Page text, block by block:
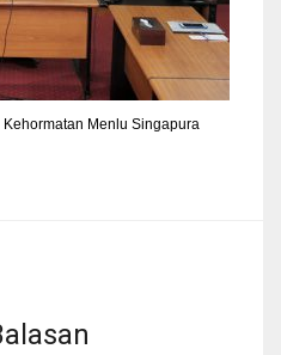
Menlu Singapura